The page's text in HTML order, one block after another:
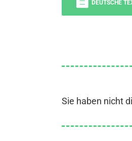
DEUTSCHE
Sie haben nicht